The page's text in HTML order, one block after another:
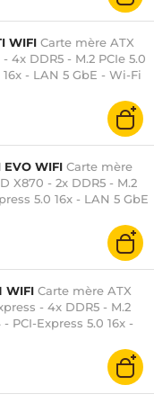
WIFI Carte mère ATX
4x DDR5 - M.2 PCIe 5.0
- LAN 5 GbE - Wi-Fi
EVO WIFI Carte mère
X870 - 2x DDR5 - M.2
5.0 16x - LAN 5 GbE
WIFI Carte mère ATX
- 4x DDR5 - M.2
PCI-Express 5.0 16x -
5.4